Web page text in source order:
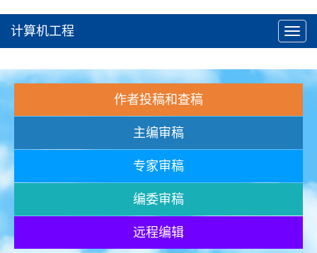
计算机工程
作者投稿和查稿
主编审稿
专家审稿
编委审稿
远程编辑